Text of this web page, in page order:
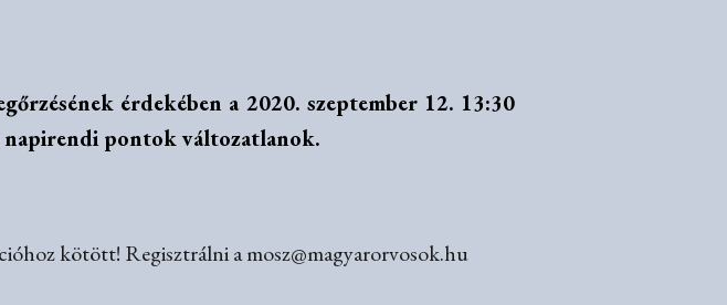
érdekében a 2020. szeptember 12. 13:30
pontok változatlanok.
kötött! Regisztrálni a mosz@magyarorvosok.hu